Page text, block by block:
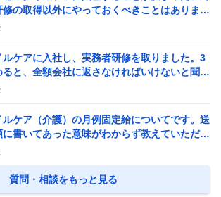
55件
るクチコミ
22件
の取得以外にやっておくべきことはあります
ケアに入社し、実務者研修を取りました。3
と、全額会社に返さなければいけないと聞き
うなの...
ケア（介護）の月例固定給についてです。送
に書いてあった意味がわからず教えていただき
善加...
質問・相談をもっと見る